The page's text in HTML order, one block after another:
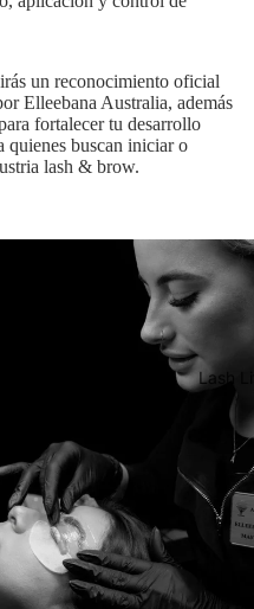
Lash
un reconocimiento oficial
Elleebana Australia, además
fortalecer tu desarrollo
quienes buscan iniciar o
lash & brow.